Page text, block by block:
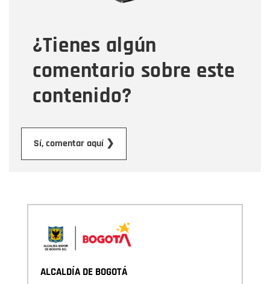
¿Tienes algún
comentario sobre este
contenido?
Sí, comentar aquí ❯
Mensaje
ALCALDÍA DE BOGOTÁ